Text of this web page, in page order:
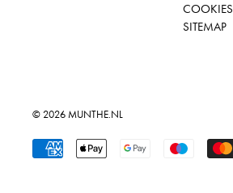
COOKIES
SITEMAP
© 2026MUNTHE.NL
Geaccepteerde betalingen